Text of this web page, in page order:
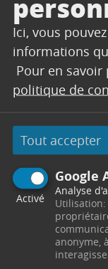
Ici, vous
informations
Pour en
politique de
Tout accepter
Google
Activé
Analyse
Utilisation:
anonyme,
CONTACT
Hôtel de
Horaires :
14h00